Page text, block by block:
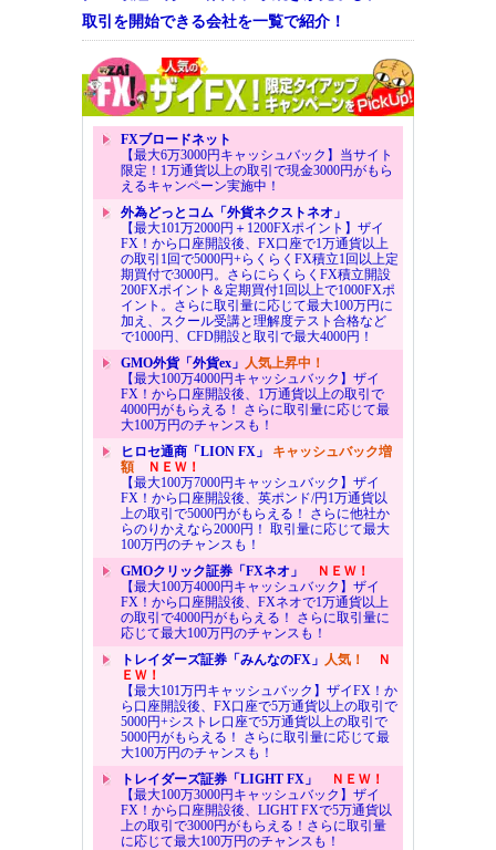
取引を開始できる会社を一覧で紹介！
FXブロードネット
【最大6万3000円キャッシュバック】当サイト
限定！1万通貨以上の取引で現金3000円がもら
えるキャンペーン実施中！
外為どっとコム「外貨ネクストネオ」
【最大101万2000円＋1200FXポイント】ザイ
FX！から口座開設後、FX口座で1万通貨以上
の取引1回で5000円+らくらくFX積立1回以上定
期買付で3000円。さらにらくらくFX積立開設
200FXポイント＆定期買付1回以上で1000FXポ
イント。さらに取引量に応じて最大100万円に
加え、スクール受講と理解度テスト合格など
で1000円、CFD開設と取引で最大4000円！
GMO外貨「外貨ex」 人気上昇中！
【最大100万4000円キャッシュバック】ザイ
FX！から口座開設後、1万通貨以上の取引で
4000円がもらえる！ さらに取引量に応じて最
大100万円のチャンスも！
ヒロセ通商「LION FX」 キャッシュバック増
額ＮＥＷ！
【最大100万7000円キャッシュバック】ザイ
FX！から口座開設後、英ポンド/円1万通貨以
上の取引で5000円がもらえる！ さらに他社か
らのりかえなら2000円！ 取引量に応じて最大
100万円のチャンスも！
GMOクリック証券「FXネオ」
ＮＥＷ！
【最大100万4000円キャッシュバック】ザイ
FX！から口座開設後、FXネオで1万通貨以上
の取引で4000円がもらえる！ さらに取引量に
応じて最大100万円のチャンスも！
トレイダーズ証券「みんなのFX」 人気！
Ｎ
ＥＷ！
【最大101万円キャッシュバック】ザイFX！か
ら口座開設後、FX口座で5万通貨以上の取引で
5000円+シストレ口座で5万通貨以上の取引で
5000円がもらえる！ さらに取引量に応じて最
大100万円のチャンスも！
トレイダーズ証券「LIGHT FX」
ＮＥＷ！
【最大100万3000円キャッシュバック】ザイ
FX！から口座開設後、LIGHT FXで5万通貨以
上の取引で3000円がもらえる！さらに取引量
に応じて最大100万円のチャンスも！